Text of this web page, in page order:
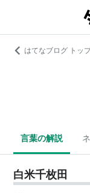
はてなブログ トッ
言葉の解説
白米千枚田